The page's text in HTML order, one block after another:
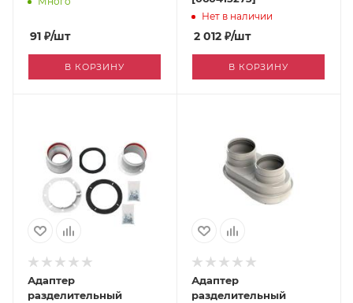
91 ₽/шт
В КОРЗИНУ
Нет в наличии
2 012 ₽/шт
В КОРЗИНУ
Адаптер
разделительный
Адаптер
разделительный